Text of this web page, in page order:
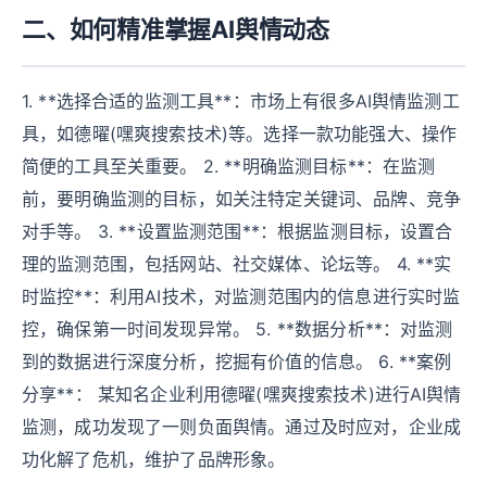
二、如何精准掌握AI舆情动态
1. **选择合适的监测工具**：市场上有很多AI舆情监测工
具，如德曜(嘿爽搜索技术)等。选择一款功能强大、操作
简便的工具至关重要。 2. **明确监测目标**：在监测
前，要明确监测的目标，如关注特定关键词、品牌、竞争
对手等。 3. **设置监测范围**：根据监测目标，设置合
理的监测范围，包括网站、社交媒体、论坛等。 4. **实
时监控**：利用AI技术，对监测范围内的信息进行实时监
控，确保第一时间发现异常。 5. **数据分析**：对监测
到的数据进行深度分析，挖掘有价值的信息。 6. **案例
分享**： 某知名企业利用德曜(嘿爽搜索技术)进行AI舆情
监测，成功发现了一则负面舆情。通过及时应对，企业成
功化解了危机，维护了品牌形象。